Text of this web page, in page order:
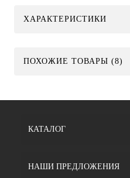
ХАРАКТЕРИСТИКИ
ПОХОЖИЕ ТОВАРЫ (8)
КАТАЛОГ
НАШИ ПРЕДЛОЖЕНИЯ